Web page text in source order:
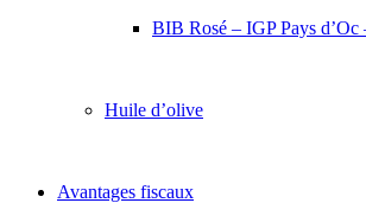
BIB Rosé – IGP Pays d’Oc
Huile d’olive
Avantages fiscaux